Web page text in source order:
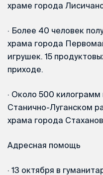
храме города
· Более 40 человек
храма города
игрушек. 15
приходе.
· Около 500
Станично-Луганском
храма города
Адресная помощь
· 13 октября в